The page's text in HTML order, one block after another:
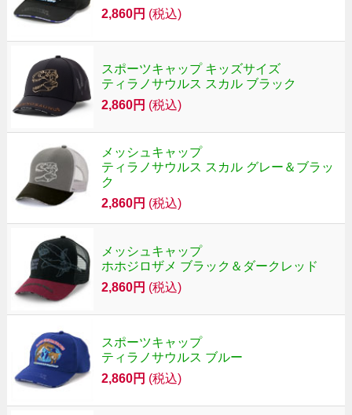
2,860円 (税込)
スポーツキャップ キッズサイズ
ティラノサウルス スカル ブラック
2,860円 (税込)
メッシュキャップ
ティラノサウルス スカル グレー＆ブラッ
ク
2,860円 (税込)
メッシュキャップ
ホホジロザメ ブラック＆ダークレッド
2,860円 (税込)
スポーツキャップ
ティラノサウルス ブルー
2,860円 (税込)